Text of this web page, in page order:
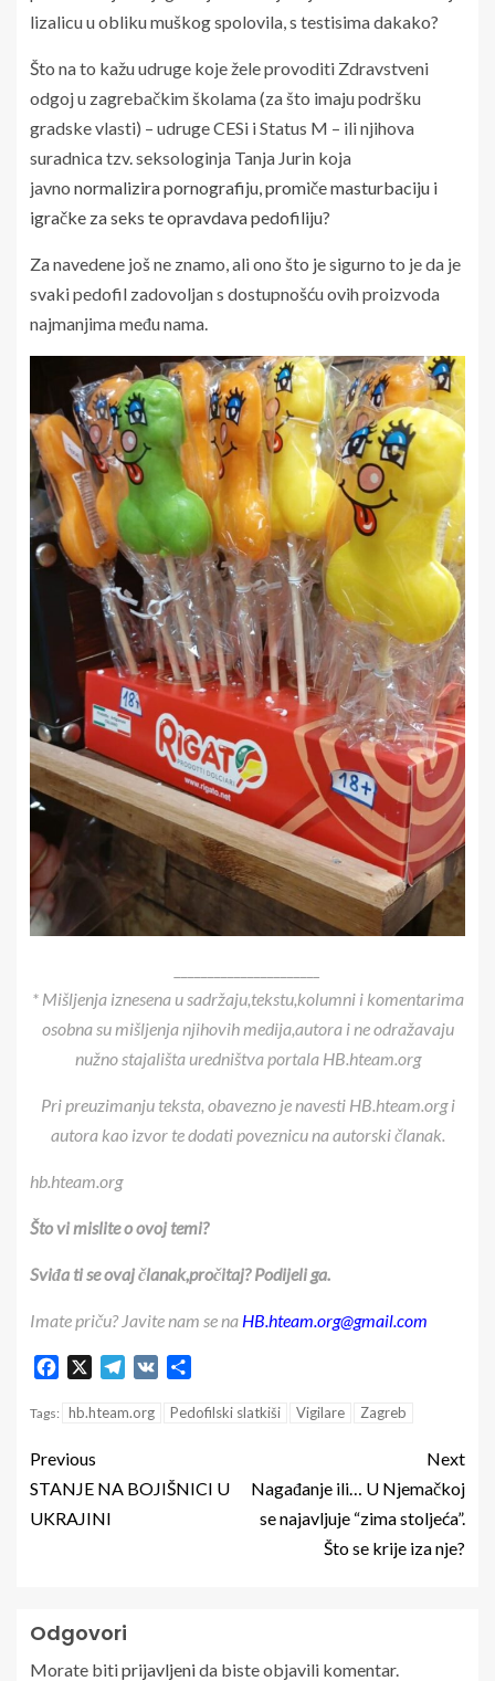
lizalicu u obliku muškog spolovila, s testisima dakako?
Što na to kažu udruge koje žele provoditi Zdravstveni
odgoj u zagrebačkim školama (za što imaju podršku
gradske vlasti) – udruge CESi i Status M – ili njihova
suradnica tzv. seksologinja Tanja Jurin koja
javno normalizira pornografiju, promiče masturbaciju i
igračke za seks te opravdava pedofiliju?
Za navedene još ne znamo, ali ono što je sigurno to je da je
svaki pedofil zadovoljan s dostupnošću ovih proizvoda
najmanjima među nama.
* Mišljenja iznesena u sadržaju,tekstu,kolumni i komentarima
osobna su mišljenja njihovih medija,autora i ne odražavaju
nužno stajališta uredništva portala HB.hteam.org
Pri preuzimanju teksta, obavezno je navesti HB.hteam.org i
autora kao izvor te dodati poveznicu na autorski članak.
hb.hteam.org
Što vi mislite o ovoj temi?
Sviđa ti se ovaj članak,pročitaj? Podijeli ga.
Imate priču? Javite nam se na HB.hteam.org@gmail.com
Facebook Telegram
VK
Tags: hb.hteam.org Pedofilski slatkiši Vigilare Zagreb
Previous
STANJE NA BOJIŠNICI U
UKRAJINI
Next
Nagađanje ili… U Njemačkoj
se najavljuje “zima stoljeća”.
Što se krije iza nje?
Odgovori
Morate bitiprijavljenida biste objavili komentar.